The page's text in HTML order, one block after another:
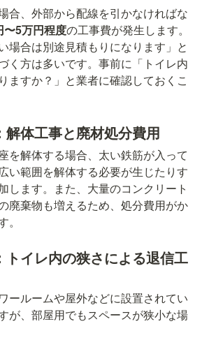
合、外部から配線を引かなければな
〜5万円程度の工事費が発生します。
場合は別途見積もりになります」と
く方は多いです。事前に「トイレ内
ますか？」と業者に確認しておくこ
体工事と廃材処分費用
を解体する場合、太い鉄筋が入って
い範囲を解体する必要が生じたりす
します。また、大量のコンクリート
廃棄物も増えるため、処分費用がか
イレ内の狭さによる退信工
ールームや屋外などに設置されてい
が、部屋用でもスペースが狭小な場